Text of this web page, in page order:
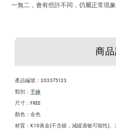
一無二，會有些許不同，仍屬正常現象
商
產品編號：203575123
類別： 手鍊
尺寸：FREE
顏色： 金色
材質：K10黃金(不含鎳，減緩過敏可能性)、